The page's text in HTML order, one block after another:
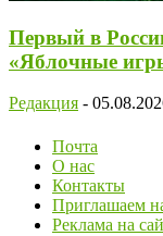
Первый в
«Яблочные
Редакция -
Почта
О нас
Контакты
Приглашаем
Реклама на